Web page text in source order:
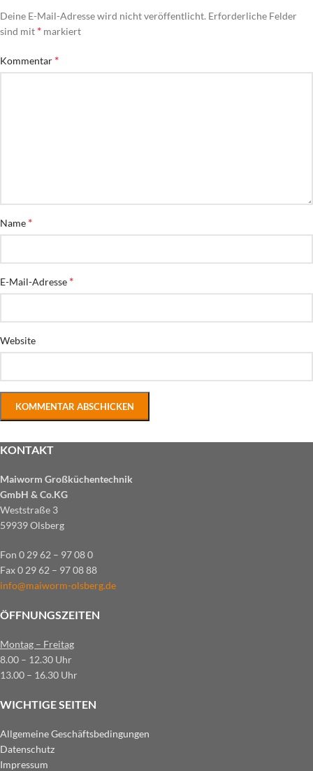
Deine E-Mail-Adresse wird nicht veröffentlicht. Erforderliche Felder
sind mit * markiert
Kommentar *
Name *
E-Mail-Adresse *
Website
KONTAKT
Maiworm Großküchentechnik
GmbH & Co.KG
Weststraße 3
59939 Olsberg
Fon 0 29 62 – 97 08 0
Fax 0 29 62 – 97 08 88
info@maiworm-olsberg.de
ÖFFNUNGSZEITEN
Montag – Freitag
8.00 – 12.30 Uhr
13.00 – 16.30 Uhr
WICHTIGE SEITEN
Allgemeine Geschäftsbedingungen
Datenschutz
Impressum